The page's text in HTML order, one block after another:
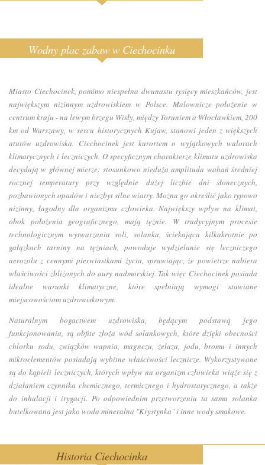
Ciechocinku
Wodny plac zabaw w Ciechocinku
Miasto Ciechocinek, pomimo niespełna dwunastu tysięcy mieszkańców, jest
największym nizinnym uzdrowiskiem w Polsce. Malownicze położenie w
centrum kraju - na lewym brzegu Wisły, między Toruniem a Włocławkiem, 200
km od Warszawy, w sercu historycznych Kujaw, stanowi jeden z większych
atutów uzdrowiska. Ciechocinek jest kurortem o wyjątkowych walorach
klimatycznych i leczniczych. O specyficznym charakterze klimatu uzdrowiska
decydują w głównej mierze: stosunkowo nieduża amplituda wahań średniej
rocznej temperatury przy względnie dużej liczbie dni słonecznych,
pozbawionych opadów i niezbyt silne wiatry. Można go określić jako typowo
nizinny, łagodny dla organizmu człowieka. Największy wpływ na klimat,
obok położenia geograficznego, mają tężnie. W tradycyjnym procesie
technologicznym wytwarzania soli, solanka, ściekająca kilkakrotnie po
gałązkach tarniny na tężniach, powoduje wydzielanie się leczniczego
aerozolu z cennymi pierwiastkami życia, sprawiając, że powietrze nabiera
właściwości zbliżonych do aury nadmorskiej. Tak więc Ciechocinek posiada
idealne warunki klimatyczne, które spełniają wymogi stawiane
miejscowościom uzdrowiskowym.
Naturalnym bogactwem uzdrowiska, będącym podstawą jego
funkcjonowania, są obfite złoża wód solankowych, które dzięki obecności
chlorku sodu, związków wapnia, magnezu, żelaza, jodu, bromu i innych
mikroelementów posiadają wybitne właściwości lecznicze. Wykorzystywane
są do kąpieli leczniczych, których wpływ na organizm człowieka wiąże się z
działaniem czynnika chemicznego, termicznego i hydrostatycznego, a także
do inhalacji i irygacji. Po odpowiednim przetworzeniu ta sama solanka
butelkowana jest jako woda mineralna "Krystynka" i inne wody smakowe.
Historia Ciechocinka